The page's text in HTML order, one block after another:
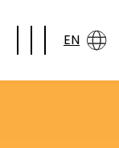
EN